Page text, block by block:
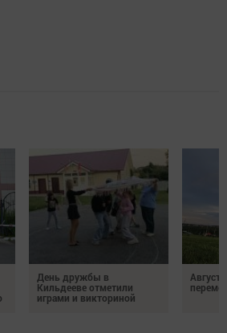
День дружбы в
Кильдееве отметили
играми и викториной
Август